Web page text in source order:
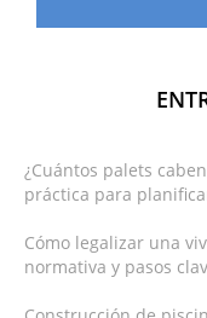
¿Cuántos palets
práctica para
Cómo legalizar una
normativa y pasos